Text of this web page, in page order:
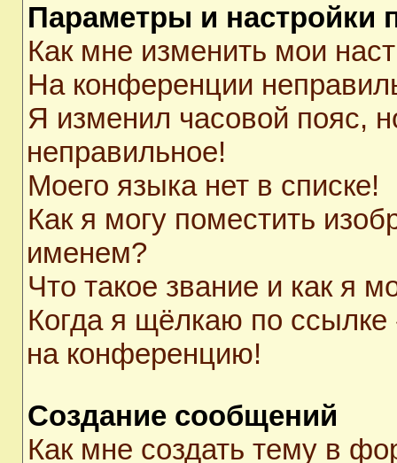
Параметры и настройки
Как мне изменить мои
На конференции
Я изменил часовой пояс,
неправильное!
Моего языка нет в списке!
Как я могу поместить
именем?
Что такое звание и как я
Когда я щёлкаю по ссылке
на конференцию!
Создание сообщений
Как мне создать тему в